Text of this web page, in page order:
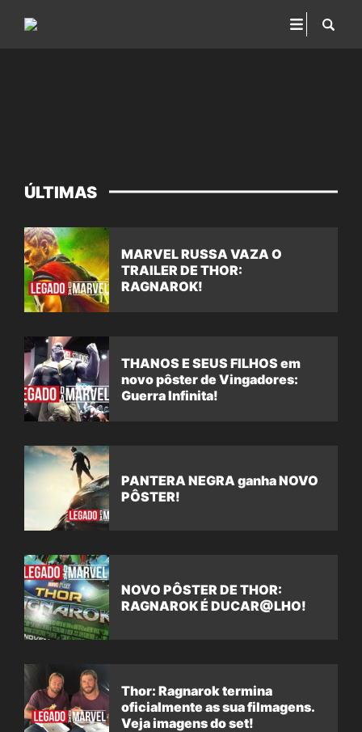
ÚLTIMAS
MARVEL RUSSA VAZA O
TRAILER DE THOR:
RAGNAROK!
THANOS E SEUS FILHOS em
novo pôster de Vingadores:
Guerra Infinita!
PANTERA NEGRA ganha NOVO
PÔSTER!
NOVO PÔSTER DE THOR:
RAGNAROK É DUCAR@LHO!
Thor: Ragnarok termina
oficialmente as sua filmagens.
Veja imagens do set!